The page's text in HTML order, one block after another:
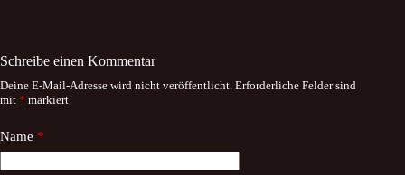
Schreibe einen Kommentar
Deine E-Mail-Adresse wird nicht veröffentlicht. Erforderliche Felder sind
mit * markiert
Name *